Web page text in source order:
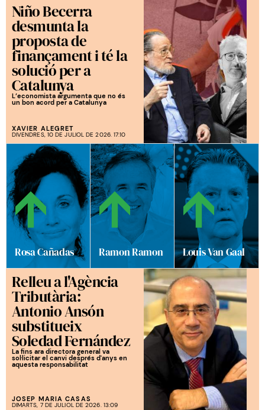
Niño Becerra
desmunta la
proposta de
finançament i té la
solució per a
Catalunya
L’economista argumenta que no és
un bon acord per a Catalunya
XAVIER ALEGRET
DIVENDRES, 10 DE JULIOL DE 2026. 17:10
Rosa Cañadas Ramon Ramon Louis Van Gaal
Relleu a l'Agència
Tributària:
Antonio Ansón
substitueix
Soledad Fernández
La fins ara directora general va
sol·licitar el canvi després d'anys en
aquesta responsabilitat
JOSEP MARIA CASAS
DIMARTS, 7 DE JULIOL DE 2026. 13:09